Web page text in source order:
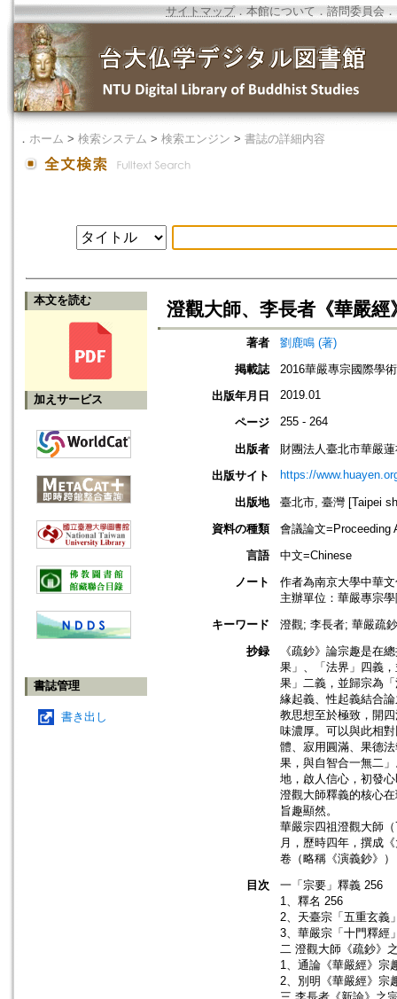
サイトマップ．本館について ． 諮問委員会 ．
． ホーム > 検索システム > 検索エンジン > 書誌の詳細内容
本文を読む
加えサービス
書誌管理
書き出し
澄觀大師、李長者《華嚴
著者
劉鹿鳴 (著)
掲載誌
2016華嚴專宗國際學
出版年月日
2019.01
ページ 255 - 264
出版者
財團法人臺北市華嚴
出版サイト
https://
出版地
臺北市, 臺灣 [Taipei
資料の種類
會議論文=Proceeding
言語
中文=Chinese
ノート
作者為南京大學中華
主辦單位：華嚴專宗
キーワード
澄觀; 李長者; 華嚴疏
抄録
《疏鈔》論宗趣是在
果」、「法界」四義
果」二義，並歸宗為
緣起義、性起義結合
教思想至於極致，開
味濃厚。可以與此相
體、寂用圓滿、果德
果，與自智合一無二
地，啟人信心，初發
澄觀大師釋義的核心
旨趣顯然。
華嚴宗四祖澄觀大師
月，歷時四年，撰成
卷（略稱《演義鈔》
目次
一「宗要」釋義 256
1、釋名 256
2、天臺宗「五重玄義
3、華嚴宗「十門釋經
二 澄觀大師《疏鈔》
1、通論《華嚴經》宗
2、別明《華嚴經》宗